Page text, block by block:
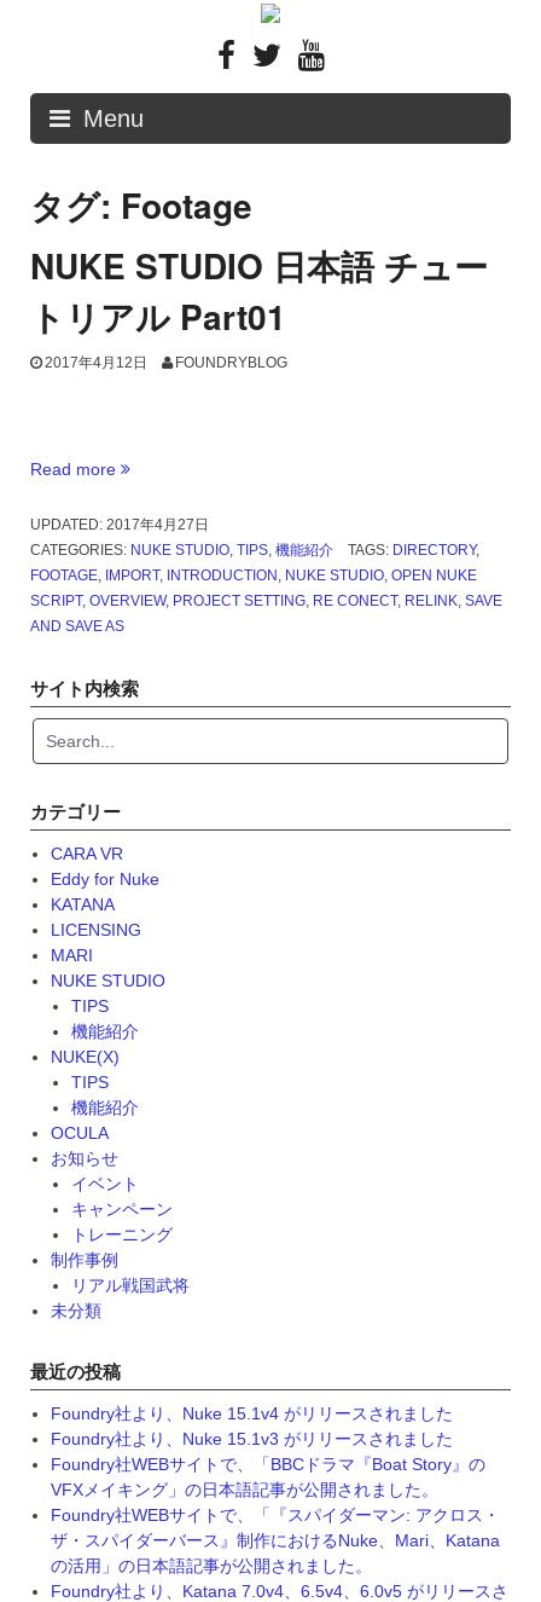
Menu
タグ: Footage
NUKE STUDIO 日本語 チュー
トリアル Part01
2017年4月12日 FOUNDRYBLOG
Read more “NUKE
日
本
語
チ
ュ
リ
ア
UPDATED: 2017年4月27日
CATEGORIES: NUKE STUDIO TIPS 機能紹介 TAGS: DIRECTORY,
FOOTAGE IMPORT, INTRODUCTION NUKE STUDIO OPEN NUKE
SCRIPT, OVERVIEW, PROJECT SETTING RE CONECT, RELINK SAVE
AND SAVE AS
サイト内検索
カテゴリー
CARA VR
Eddy for Nuke
KATANA
LICENSING
MARI
NUKE STUDIO
TIPS
機能紹介
NUKE(X)
TIPS
機能紹介
OCULA
お知らせ
イベント
キャンペーン
トレーニング
制作事例
リアル戦国武将
未分類
最近の投稿
Foundry社より、Nuke 15.1v4 がリリースされました
Foundry社より、Nuke 15.1v3 がリリースされました
Foundry社WEBサイトで、「BBCドラマ『Boat Story』の
VFXメイキング」の日本語記事が公開されました。
Foundry社WEBサイトで、「『スパイダーマン: アクロス・
ザ・スパイダーバース』制作におけるNuke、Mari、Katana
の活用」の日本語記事が公開されました。
Foundry社より、Katana 7.0v4、6.5v4、6.0v5 がリリースさ